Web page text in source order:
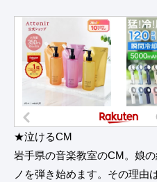
★泣けるCM
岩手県の音楽教室のCM。娘
ノを弾き始めます。その理由